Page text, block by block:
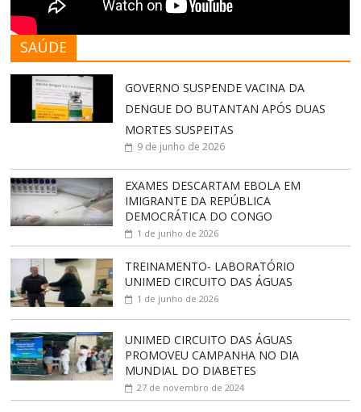
SAÚDE
GOVERNO SUSPENDE VACINA DA
DENGUE DO BUTANTAN APÓS DUAS
MORTES SUSPEITAS
9 de junho de 2026
EXAMES DESCARTAM EBOLA EM
IMIGRANTE DA REPÚBLICA
DEMOCRÁTICA DO CONGO
1 de junho de 2026
TREINAMENTO- LABORATÓRIO
UNIMED CIRCUITO DAS ÁGUAS
1 de junho de 2026
UNIMED CIRCUITO DAS ÁGUAS
PROMOVEU CAMPANHA NO DIA
MUNDIAL DO DIABETES
27 de novembro de 2024